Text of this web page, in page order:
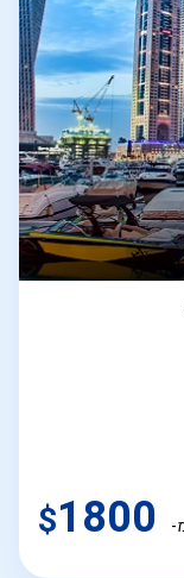
$1800